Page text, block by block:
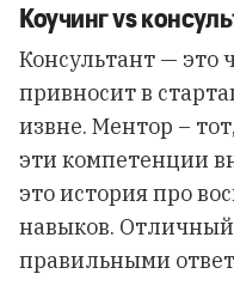
Коучинг vs
Консультант — это
привносит в
извне. Ментор –
эти компетенции
это история про
навыков.
правильными